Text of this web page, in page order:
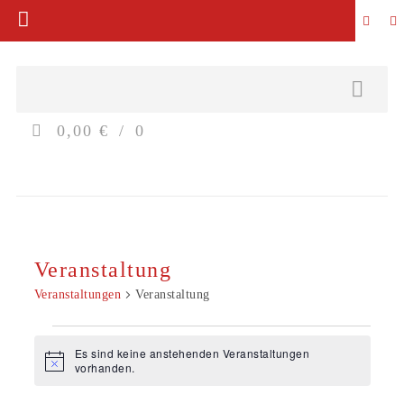
0,00 € 0
Veranstaltung
Veranstaltungen Veranstaltung
Veranstaltungen
Hinweis
Es sind keine anstehenden Veranstaltungen
vorhanden.